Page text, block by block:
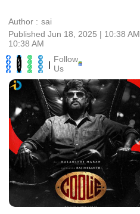
Author : sai
Published Jun 18, 2025 | 10:38 AM
10:38 AM
| Follow
Us